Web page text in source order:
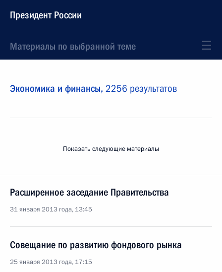
Президент России
Материалы по выбранной теме
Экономика и финансы, 2256 результатов
Показать следующие материалы
Расширенное заседание Правительства
31 января 2013 года, 13:45
Совещание по развитию фондового рынка
25 января 2013 года, 17:15